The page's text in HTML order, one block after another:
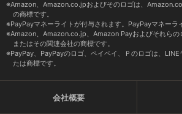
Amazon、Amazon.co.jpおよびそのロゴは、
の商標です。
PayPayマネーライトが付与されます。PayPayマネーラ
Amazon、Amazon.co.jp、Amazon Payおよびそれら
またはその関連会社の商標です。
PayPay、PayPayのロゴ、ペイペイ、Ｐのロゴは、LINE
たは商標です。
会社概要